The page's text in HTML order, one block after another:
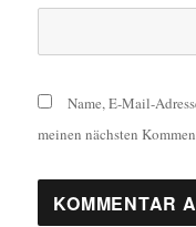
Name, E-Mail-
meinen nächsten